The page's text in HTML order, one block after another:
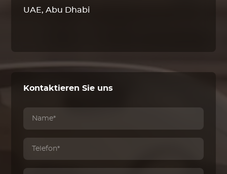
UAE, Abu Dhabi
Kontaktieren Sie uns